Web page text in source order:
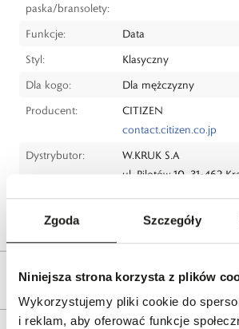
Zgoda Szczegóły
Niniejsza strona korzysta z plików
Wykorzystujemy pliki cookie do
i reklam, aby oferować funkcje
paska/bransolety:
Funkcje:
Data
Styl:
Klasyczny
Dla kogo:
Dla mężczyzny
Producent:
CITIZEN
contact.citizen.co.jp
Dystrybutor:
W.KRUK S.A
ul. Pilotów 10, 31-462
Bezpieczeństwo:
Informacje o
Opis produktu